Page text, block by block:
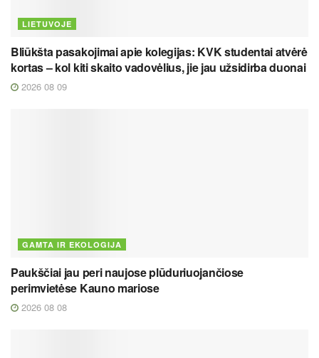
LIETUVOJE
Bliūkšta pasakojimai apie kolegijas: KVK studentai atvėrė
kortas – kol kiti skaito vadovėlius, jie jau užsidirba duonai
2026 08 09
GAMTA IR EKOLOGIJA
Paukščiai jau peri naujose plūduriuojančiose
perimvietėse Kauno mariose
2026 08 08